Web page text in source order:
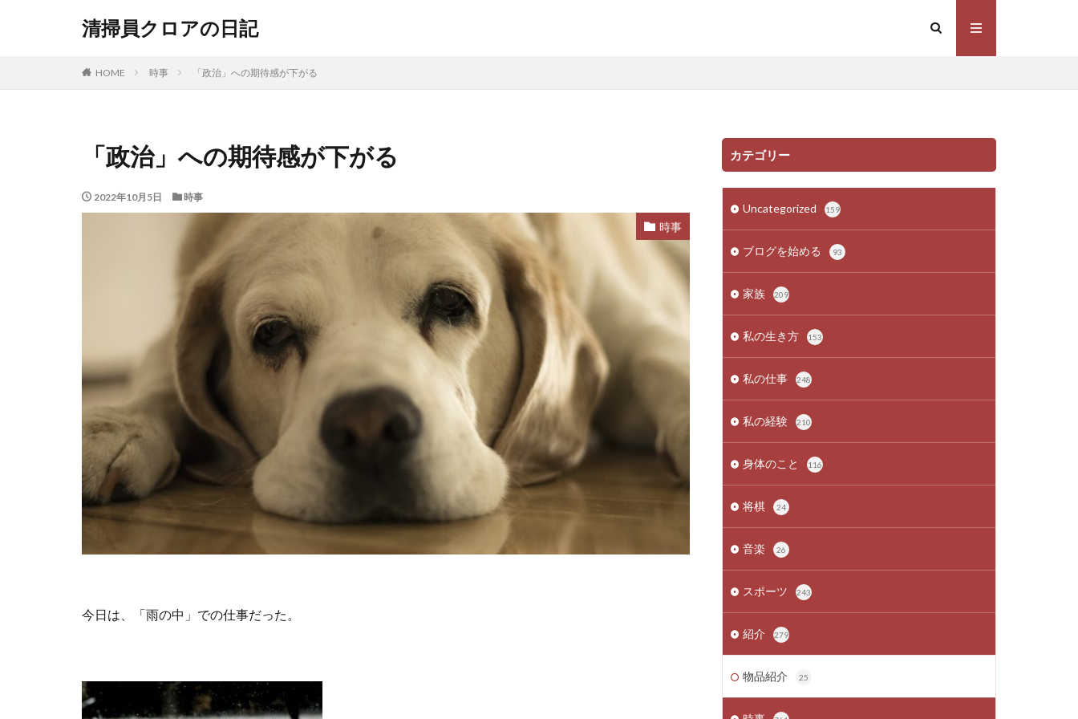
清掃員クロアの日記
HOME 時事 「政治」への期待感が下がる
「政治」への期待感が下がる
2022年10月5日 時事
時事
今日は、「雨の中」での仕事だった。
カテゴリー
Uncategorized 159
ブログを始める 93
家族 209
私の生き方 153
私の仕事 248
私の経験 210
身体のこと 116
将棋 24
音楽 26
スポーツ 243
紹介 279
物品紹介 25